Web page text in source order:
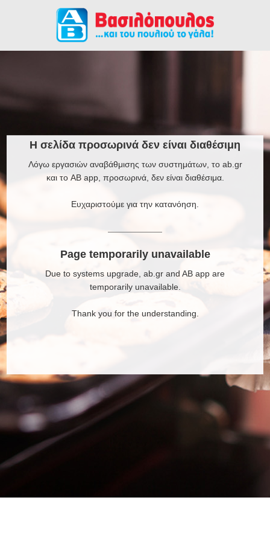
Η σελίδα προσωρινά δεν είναι διαθέσιμη
Λόγω εργασιών αναβάθμισης των συστημάτων, το ab.gr
και το AB app, προσωρινά, δεν είναι διαθέσιμα.
Ευχαριστούμε για την κατανόηση.
Page temporarily unavailable
Due to systems upgrade, ab.gr and AB app are
temporarily unavailable.
Thank you for the understanding.